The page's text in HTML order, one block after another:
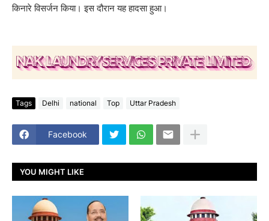
किनारे विसर्जन किया। इस दौरान यह हादसा हुआ।
Tags Delhi national Top Uttar Pradesh
Facebook
YOU MIGHT LIKE